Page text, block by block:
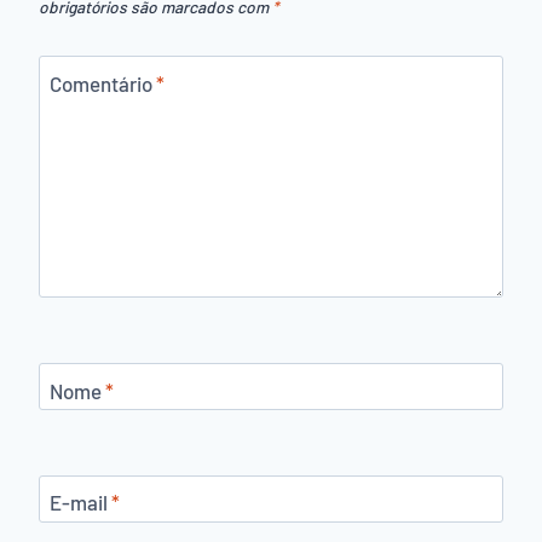
obrigatórios são marcados com *
Comentário*
Nome*
E-mail *